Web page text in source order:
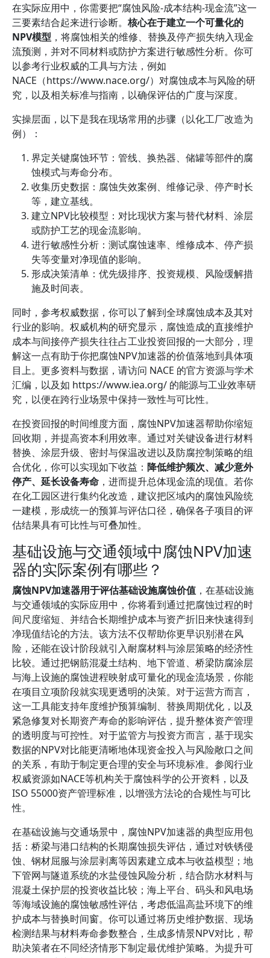
在实际应用中，你需要把“腐蚀风险-成本结构-现金流”这一
三要素结合起来进行诊断。 核心在于建立一个可量化的
NPV模型 ，将腐蚀相关的维修、替换及停产损失纳入现金
流预测，并对不同材料或防护方案进行敏感性分析。你可
以参考行业权威的工具与方法，例如
NACE（https://www.nace.org/）对腐蚀成本与风险的研
究，以及相关标准与指南，以确保评估的广度与深度。
实操层面，以下是我在现场常用的步骤（以化工厂改造为
例）：
界定关键腐蚀环节：管线、换热器、储罐等部件的腐
蚀模式与寿命分布。
收集历史数据：腐蚀失效案例、维修记录、停产时长
等，建立基线。
建立NPV比较模型：对比现状方案与替代材料、涂层
或防护工艺的现金流影响。
进行敏感性分析：测试腐蚀速率、维修成本、停产损
失等变量对净现值的影响。
形成决策清单：优先级排序、投资规模、风险缓解措
施及时间表。
同时，参考权威数据，你可以了解到全球腐蚀成本及其对
行业的影响。权威机构的研究显示，腐蚀造成的直接维护
成本与间接停产损失往往占工业投资回报的一大部分，理
解这一点有助于你把腐蚀NPV加速器的价值落地到具体项
目上。更多资料与数据，请访问 NACE 的官方资源与学术
汇编，以及如 https://www.iea.org/ 的能源与工业效率研
究，以便在跨行业场景中保持一致性与可比性。
在投资回报的时间维度方面，腐蚀NPV加速器帮助你缩短
回收期，并提高资本利用效率。通过对关键设备进行材料
替换、涂层升级、密封与保温改进以及防腐控制策略的组
合优化，你可以实现如下收益： 降低维护频次、减少意外
停产、延长设备寿命 ，进而提升总体现金流的现值。若你
在化工园区进行集约化改造，建议把区域内的腐蚀风险统
一建模，形成统一的预算与评估口径，确保各子项目的评
估结果具有可比性与可叠加性。
基础设施与交通领域中腐蚀NPV加速
器的实际案例有哪些？
腐蚀NPV加速器用于评估基础设施腐蚀价值 ，在基础设施
与交通领域的实际应用中，你将看到通过把腐蚀过程的时
间尺度缩短、并结合长期维护成本与资产折旧来快速得到
净现值结论的方法。该方法不仅帮助你更早识别潜在风
险，还能在设计阶段就引入耐腐材料与涂层策略的经济性
比较。通过把钢筋混凝土结构、地下管道、桥梁防腐涂层
与海上设施的腐蚀进程映射成可量化的现金流场景，你能
在项目立项阶段就实现更透明的决策。对于运营方而言，
这一工具能支持年度维护预算编制、替换周期优化，以及
紧急修复对长期资产寿命的影响评估，提升整体资产管理
的透明度与可控性。对于监管方与投资方而言，基于现实
数据的NPV对比能更清晰地体现资金投入与风险敞口之间
的关系，有助于制定更合理的安全与环境标准。参阅行业
权威资源如NACE等机构关于腐蚀科学的公开资料，以及
ISO 55000资产管理标准，以增强方法论的合规性与可比
性。
在基础设施与交通场景中，腐蚀NPV加速器的典型应用包
括：桥梁与港口结构的长期腐蚀损失评估，通过对铁锈侵
蚀、钢材屈服与涂层剥离等因素建立成本与收益模型；地
下管网与隧道系统的水盐侵蚀风险分析，结合防水材料与
混凝土保护层的投资收益比较；海上平台、码头和风电场
等海域设施的腐蚀敏感性评估，考虑低温高盐环境下的维
护成本与替换时间窗。你可以通过将历史维护数据、现场
检测结果与材料寿命参数整合，生成多情景NPV对比，帮
助决策者在不同经济情形下制定最优维护策略。为提升可